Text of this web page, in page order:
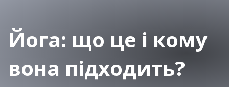
Йога: що це і кому
вона підходить?